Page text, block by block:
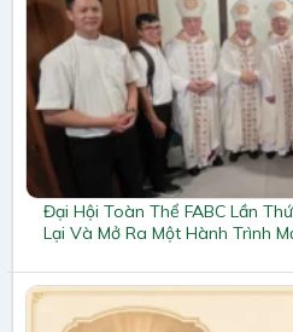
Đại Hội Toàn Thể FABC Lần
Lại Và Mở Ra Một Hành Trình